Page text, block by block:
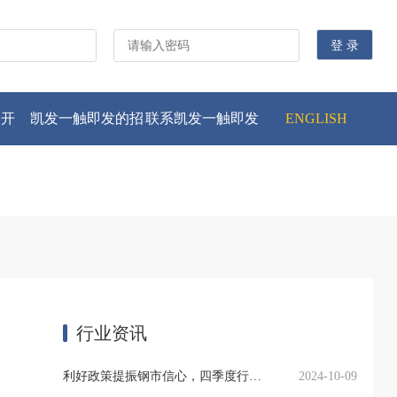
凯发一触即发的招联系凯发一触即发 ENGLISH
行业资讯
利好政策提振钢市信心，四季度行业需求或小幅上升 2024-10-09